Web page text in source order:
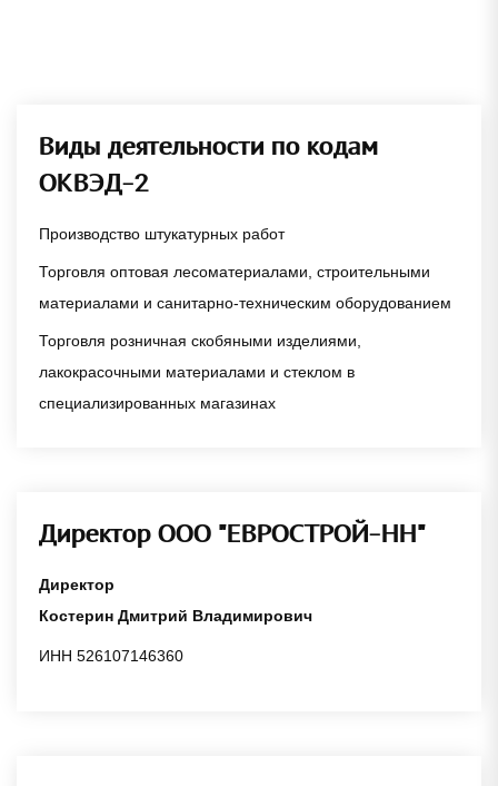
Виды деятельности по кодам
ОКВЭД-2
Производство штукатурных работ
Торговля оптовая лесоматериалами, строительными
материалами и санитарно-техническим оборудованием
Торговля розничная скобяными изделиями,
лакокрасочными материалами и стеклом в
специализированных магазинах
Директор ООО "ЕВРОСТРОЙ-НН"
Директор
Костерин Дмитрий Владимирович
ИНН 526107146360